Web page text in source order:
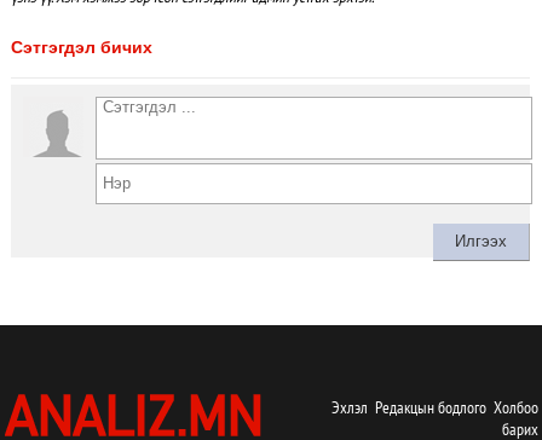
Сэтгэгдэл бичих
Эхлэл Редакцын бодлого Холбоо
барих